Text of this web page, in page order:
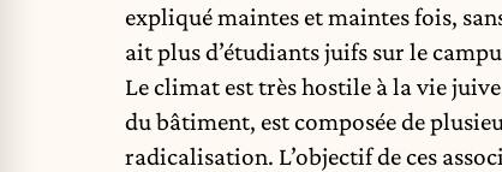
expliqué maintes et maintes fois,
ait plus d’étudiants juifs sur le
Le climat est très hostile à la vie
du bâtiment, est composée de
radicalisation. L’objectif de ces